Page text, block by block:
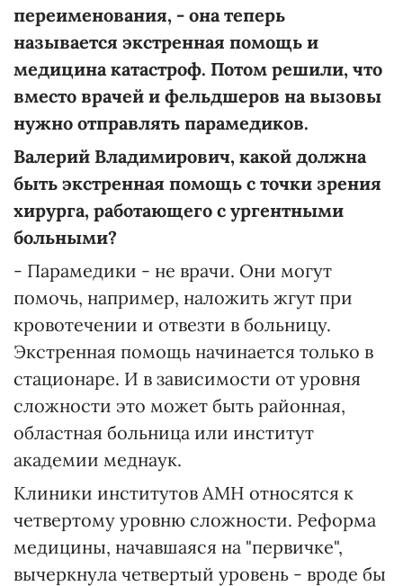
переименования, - она теперь
называется экстренная помощь и
медицина катастроф. Потом решили, что
вместо врачей и фельдшеров на вызовы
нужно отправлять парамедиков.
Валерий Владимирович, какой должна
быть экстренная помощь с точки зрения
хирурга, работающего с ургентными
больными?
- Парамедики - не врачи. Они могут
помочь, например, наложить жгут при
кровотечении и отвезти в больницу.
Экстренная помощь начинается только в
стационаре. И в зависимости от уровня
сложности это может быть районная,
областная больница или институт
академии меднаук.
Клиники институтов АМН относятся к
четвертому уровню сложности. Реформа
медицины, начавшаяся на "первичке",
вычеркнула четвертый уровень - вроде бы